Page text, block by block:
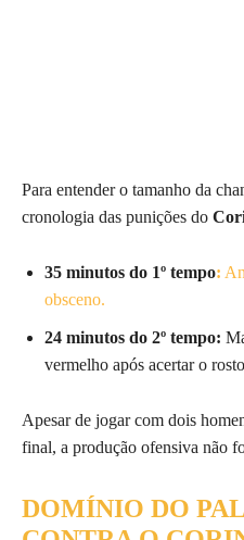
Para entender o tamanho da
cronologia das punições do
35 minutos do 1º tempo:
obsceno.
24 minutos do 2º tempo:
vermelho após acertar o
Apesar de jogar com dois
final, a produção ofensiva não
DOMÍNIO DO